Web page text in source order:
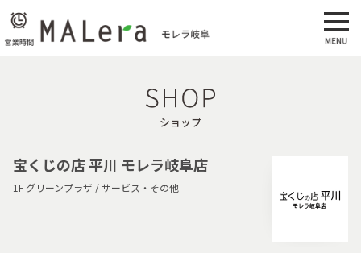
ショップ
宝くじの店 平川 モレラ岐阜店
1F グリーンプラザ / サービス・その他